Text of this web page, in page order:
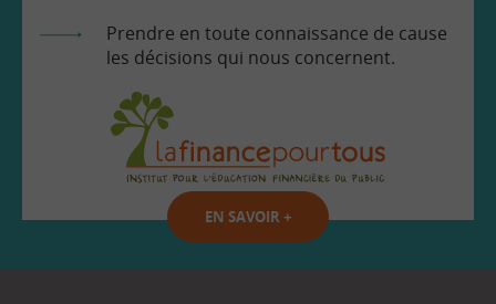
Prendre en toute connaissance de cause
les décisions qui nous concernent.
EN SAVOIR +